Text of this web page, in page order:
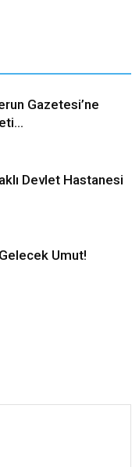
Gazetesi’ne
Devlet Hastanesi
Umut!